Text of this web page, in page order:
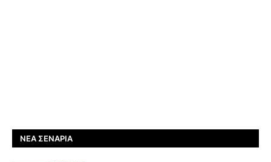
ΝΈΑ ΣΕΝΆΡΙΑ